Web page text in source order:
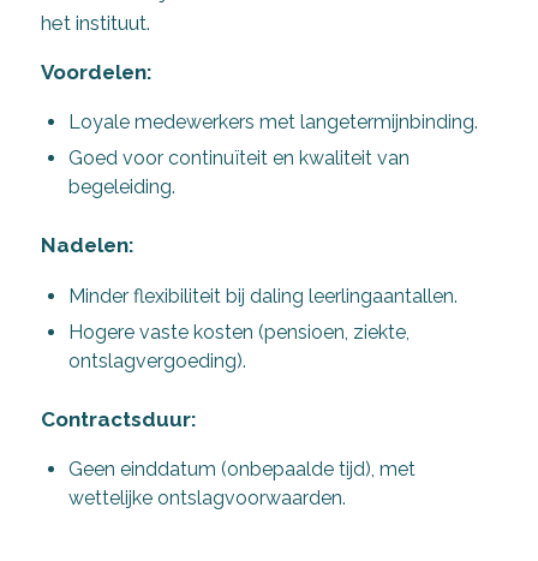
het instituut.
Voordelen:
Loyale medewerkers met langetermijnbinding.
Goed voor continuïteit en kwaliteit van
begeleiding.
Nadelen:
Minder flexibiliteit bij daling leerlingaantallen.
Hogere vaste kosten (pensioen, ziekte,
ontslagvergoeding).
Contractsduur:
Geen einddatum (onbepaalde tijd), met
wettelijke ontslagvoorwaarden.